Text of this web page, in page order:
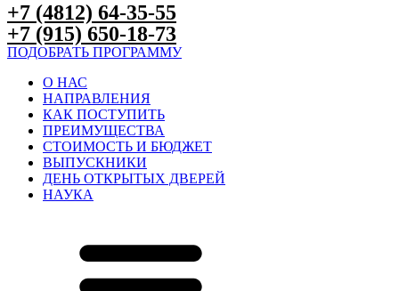
+7 (4812) 64-35-55
+7 (915) 650-18-73
ПОДОБРАТЬ ПРОГРАММУ
О НАС
НАПРАВЛЕНИЯ
КАК ПОСТУПИТЬ
ПРЕИМУЩЕСТВА
СТОИМОСТЬ И БЮДЖЕТ
ВЫПУСКНИКИ
ДЕНЬ ОТКРЫТЫХ ДВЕРЕЙ
НАУКА